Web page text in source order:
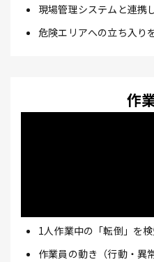
現場管理システムと連携
危険エリアへの立ち入り
作
1人作業中の「転倒」を
作業員の動き（行動・異